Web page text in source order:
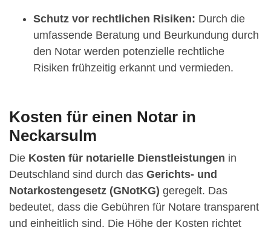
Schutz vor rechtlichen Risiken: Durch die
umfassende Beratung und Beurkundung durch
den Notar werden potenzielle rechtliche
Risiken frühzeitig erkannt und vermieden.
Kosten für einen Notar in
Neckarsulm
Die Kosten für notarielle Dienstleistungen in
Deutschland sind durch das Gerichts- und
Notarkostengesetz (GNotKG) geregelt. Das
bedeutet, dass die Gebühren für Notare transparent
und einheitlich sind. Die Höhe der Kosten richtet